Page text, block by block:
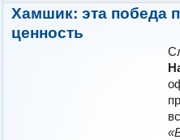
Хамшик: эта победа
ценность